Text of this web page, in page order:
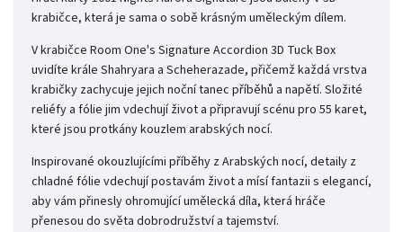
krabičce, která je sama o sobě krásným uměleckým dílem.
V krabičce Room One's Signature Accordion 3D Tuck Box
uvidíte krále Shahryara a Scheherazade, přičemž každá vrstva
krabičky zachycuje jejich noční tanec příběhů a napětí. Složité
reliéfy a fólie jim vdechují život a připravují scénu pro 55 karet,
které jsou protkány kouzlem arabských nocí.
Inspirované okouzlujícími příběhy z Arabských nocí, detaily z
chladné fólie vdechují postavám život a mísí fantazii s elegancí,
aby vám přinesly ohromující umělecká díla, která hráče
přenesou do světa dobrodružství a tajemství.